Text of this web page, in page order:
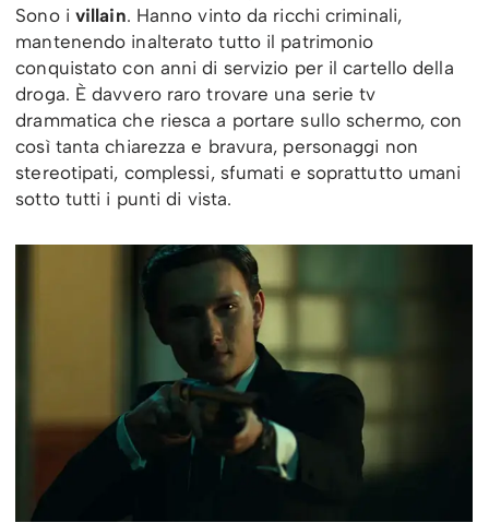
Sono i villain. Hanno vinto da ricchi criminali,
mantenendo inalterato tutto il patrimonio
conquistato con anni di servizio per il cartello della
droga. È davvero raro trovare una serie tv
drammatica che riesca a portare sullo schermo, con
così tanta chiarezza e bravura, personaggi non
stereotipati, complessi, sfumati e soprattutto umani
sotto tutti i punti di vista.